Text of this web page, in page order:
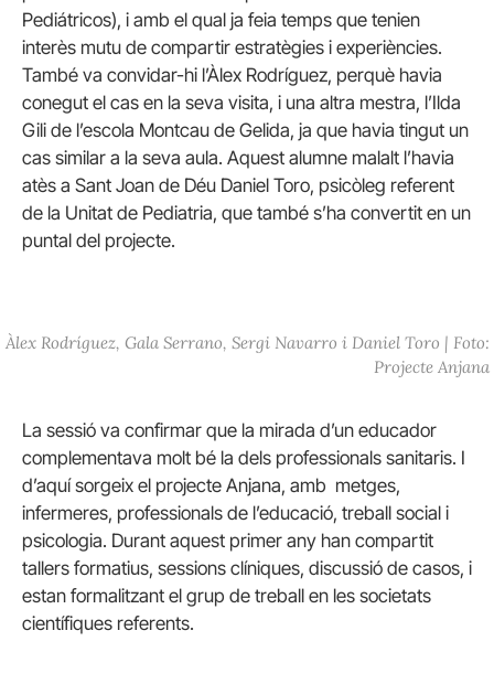
Pediátricos), i amb el qual ja feia temps que tenien
interès mutu de compartir estratègies i experiències.
També va convidar-hi l’Àlex Rodríguez, perquè havia
conegut el cas en la seva visita, i una altra mestra, l’Ilda
Gili de l’escola Montcau de Gelida, ja que havia tingut un
cas similar a la seva aula. Aquest alumne malalt l’havia
atès a Sant Joan de Déu Daniel Toro, psicòleg referent
de la Unitat de Pediatria, que també s’ha convertit en un
puntal del projecte.
Àlex Rodríguez, Gala Serrano, Sergi Navarro i Daniel Toro | Foto:
Projecte Anjana
La sessió va confirmar que la mirada d’un educador
complementava molt bé la dels professionals sanitaris. I
d’aquí sorgeix el projecte Anjana, amb metges,
infermeres, professionals de l’educació, treball social i
psicologia. Durant aquest primer any han compartit
tallers formatius, sessions clíniques, discussió de casos, i
estan formalitzant el grup de treball en les societats
científiques referents.